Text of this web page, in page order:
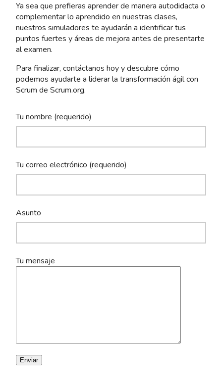
Ya sea que prefieras aprender de manera autodidacta o
complementar lo aprendido en nuestras clases,
nuestros simuladores te ayudarán a identificar tus
puntos fuertes y áreas de mejora antes de presentarte
al examen.
Para finalizar, contáctanos hoy y descubre cómo
podemos ayudarte a liderar la transformación ágil con
Scrum de Scrum.org.
Tu nombre (requerido)
Tu correo electrónico (requerido)
Asunto
Tu mensaje